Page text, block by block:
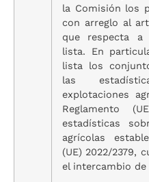
la Comisión los
con arreglo al
que respecta a
lista. En
lista los
las
explotaciones
Reglamento
estadísticas
agrícolas
(UE) 2022/2379,
el intercambio